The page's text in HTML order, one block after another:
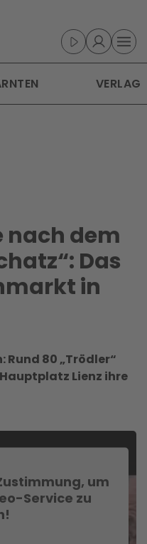
VERLAG
nach dem
Das
in
Rund 80 „Trödler“
Lienz ihre
um
Service zu